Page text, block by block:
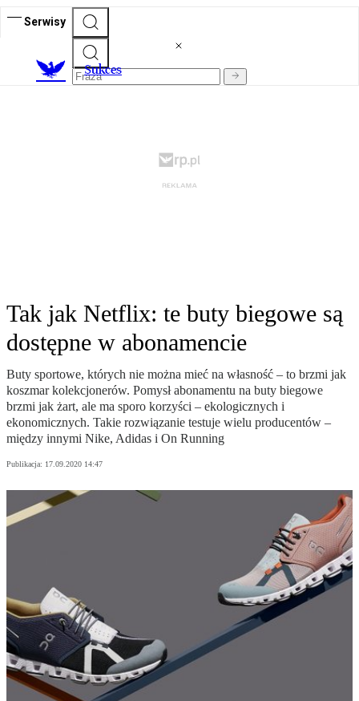
Serwisy
Sukces
Tak jak Netflix: te buty biegowe są
dostępne w abonamencie
Buty sportowe, których nie można mieć na własność – to brzmi jak
koszmar kolekcjonerów. Pomysł abonamentu na buty biegowe
brzmi jak żart, ale ma sporo korzyści – ekologicznych i
ekonomicznych. Takie rozwiązanie testuje wielu producentów –
między innymi Nike, Adidas i On Running
Publikacja: 17.09.2020 14:47